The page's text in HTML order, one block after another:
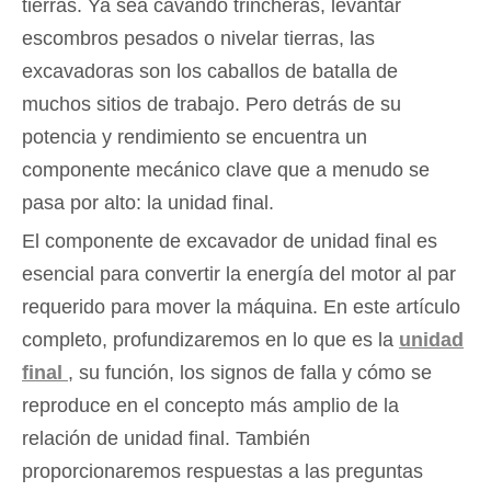
tierras. Ya sea cavando trincheras, levantar
escombros pesados ​​o nivelar tierras, las
excavadoras son los caballos de batalla de
muchos sitios de trabajo. Pero detrás de su
potencia y rendimiento se encuentra un
componente mecánico clave que a menudo se
pasa por alto: la unidad final.
El componente de excavador de unidad final es
esencial para convertir la energía del motor al par
requerido para mover la máquina. En este artículo
completo, profundizaremos en lo que es la unidad
final , su función, los signos de falla y cómo se
reproduce en el concepto más amplio de la
relación de unidad final. También
proporcionaremos respuestas a las preguntas